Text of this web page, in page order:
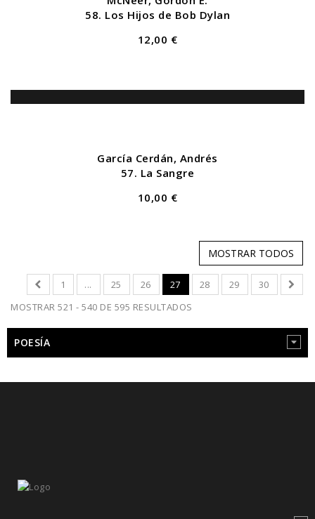
58. Los Hijos de Bob Dylan
12,00 €
García Cerdán, Andrés
57. La Sangre
10,00 €
MOSTRAR TODOS
1 ... 25 26 27 28 29
30
MOSTRAR 521 - 540 DE 595 RESULTADOS
POESÍA